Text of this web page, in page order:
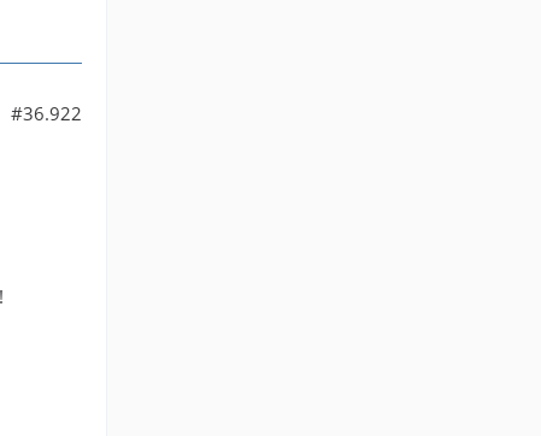
#36.922